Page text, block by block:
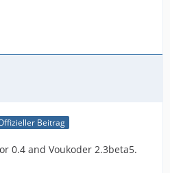
Beitrag
0.4 and Voukoder 2.3beta5.